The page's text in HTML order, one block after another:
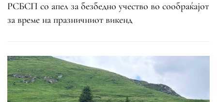
РСБСП со апел за безбедно учество во сообраќајот
за време на празничниот викенд